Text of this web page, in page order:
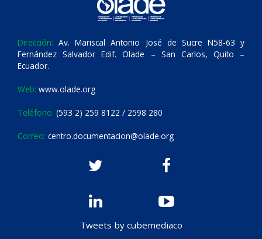
Dirección: Av. Mariscal Antonio José de Sucre N58-63 y
Fernández Salvador Edif. Olade – San Carlos, Quito –
Ecuador.
Web: www.olade.org
Teléfono: (593 2) 259 8122 / 2598 280
Correo: centro.documentacion@olade.org
Tweets by cubemediaco